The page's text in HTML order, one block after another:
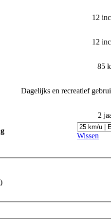
12
12
85
Dagelijks en recreatief
2
Wissen